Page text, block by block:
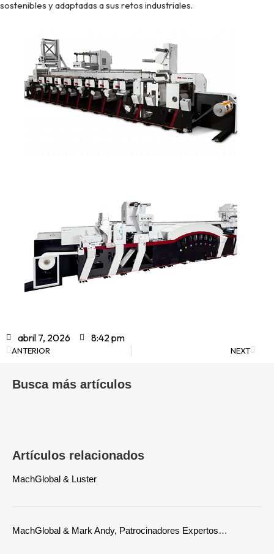
sostenibles y adaptadas a sus retos industriales.
abril 7, 2026 8:42 pm
ANTERIOR NEXT
Busca más artículos
Artículos relacionados
MachGlobal & Luster
MachGlobal & Mark Andy, Patrocinadores Expertos…